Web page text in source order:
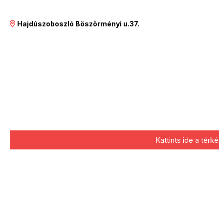
Hajdúszoboszló Böszörményi u.37.
Kattints ide a